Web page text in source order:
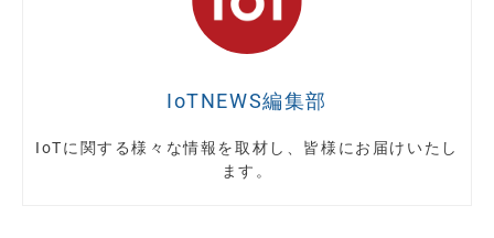
IoTNEWS編集部
IoTに関する様々な情報を取材し、皆様にお届けいたし
ます。